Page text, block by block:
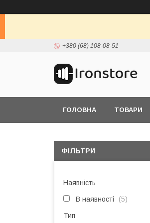
+380 (68) 108-08-51
ГОЛОВНА ТОВАРИ
ФІЛЬТРИ
Наявність
В наявності 5
Тип